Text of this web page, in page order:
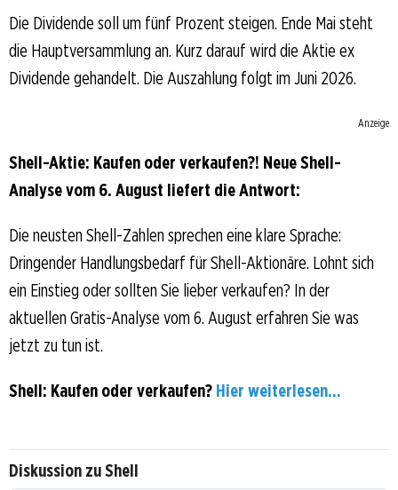
Die Dividende soll um fünf Prozent steigen. Ende Mai steht
die Hauptversammlung an. Kurz darauf wird die Aktie ex
Dividende gehandelt. Die Auszahlung folgt im Juni 2026.
Anzeige
Shell-Aktie: Kaufen oder verkaufen?! Neue Shell-
Analyse vom 6. August liefert die Antwort:
Die neusten Shell-Zahlen sprechen eine klare Sprache:
Dringender Handlungsbedarf für Shell-Aktionäre. Lohnt sich
ein Einstieg oder sollten Sie lieber verkaufen? In der
aktuellen Gratis-Analyse vom 6. August erfahren Sie was
jetzt zu tun ist.
Shell: Kaufen oder verkaufen? Hier weiterlesen...
Diskussion zu Shell